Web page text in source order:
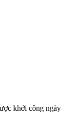
khởi công ngày